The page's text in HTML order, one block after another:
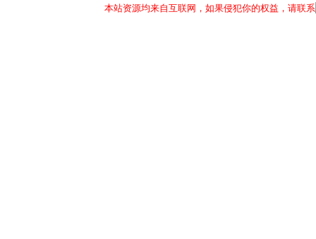
本站资源均来自互联网，如果侵犯你的权益，请联系